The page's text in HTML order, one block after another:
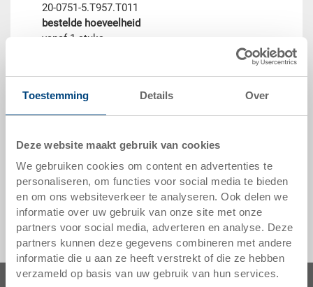
Toestemming Details Over
Deze website maakt gebruik van cookies
We gebruiken cookies om content en advertenties te
personaliseren, om functies voor social media te bieden
en om ons websiteverkeer te analyseren. Ook delen we
informatie over uw gebruik van onze site met onze
partners voor social media, adverteren en analyse. Deze
partners kunnen deze gegevens combineren met andere
informatie die u aan ze heeft verstrekt of die ze hebben
verzameld op basis van uw gebruik van hun services.
20-0751-5.T957.T011
bestelde hoeveelheid
vanaf 1 stuks
vanaf EUR 25,34